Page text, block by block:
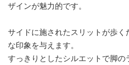
ザインが魅力的です。
サイドに施されたスリットが歩く
な印象を与えます。
すっきりとしたシルエットで脚